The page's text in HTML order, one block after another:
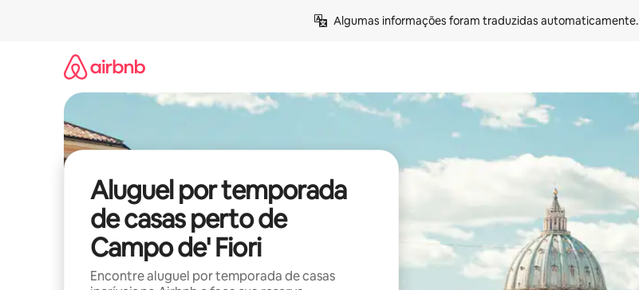
Algumas informações foram traduzidas automaticamente.
Aluguel por temporada
de casas perto de
Campo de' Fiori
Encontre aluguel por temporada de casas